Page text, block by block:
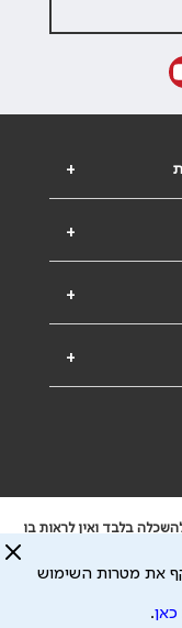
+
+
+
+
בלבד ואין לראות בו
באתר זה ולכל נזק
השרות וכי חלק ממנו עשוי
הפרטיות
את מטרות השימוש
.